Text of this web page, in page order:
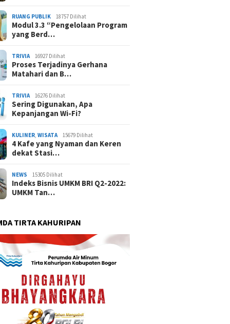
RUANG PUBLIK 18757 Dilihat
Modul 3.3 “Pengelolaan Program
yang Berd…
TRIVIA 16927 Dilihat
Proses Terjadinya Gerhana
Matahari dan B…
TRIVIA 16276 Dilihat
Sering Digunakan, Apa
Kepanjangan Wi-Fi?
KULINER ,WISATA 15679 Dilihat
4 Kafe yang Nyaman dan Keren
dekat Stasi…
NEWS 15305 Dilihat
Indeks Bisnis UMKM BRI Q2-2022:
UMKM Tan…
TIRTA KAHURIPAN